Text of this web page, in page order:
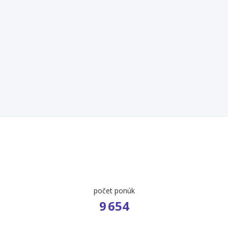
počet ponúk
9 654